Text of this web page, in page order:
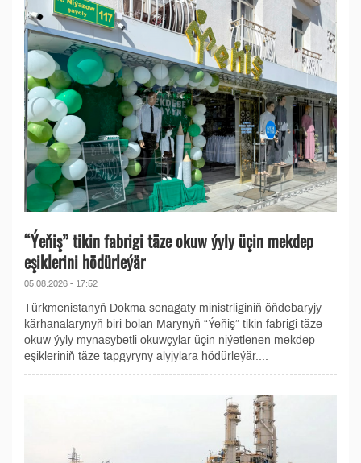
“Ýeňiş” tikin fabrigi täze okuw ýyly üçin mekdep
eşiklerini hödürleýär
05.08.2026 - 17:52
Türkmenistanyň Dokma senagaty ministrliginiň öňdebaryjy
kärhanalarynyň biri bolan Marynyň “Ýeňiş” tikin fabrigi täze
okuw ýyly mynasybetli okuwçylar üçin niýetlenen mekdep
eşikleriniň täze tapgyryny alyjylara hödürleýär....